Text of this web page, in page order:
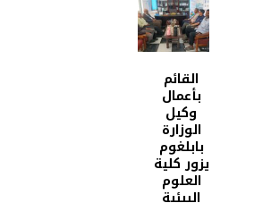
القائم
بأعمال
وكيل
الوزارة
بابلغوم
يزور كلية
العلوم
البيئية